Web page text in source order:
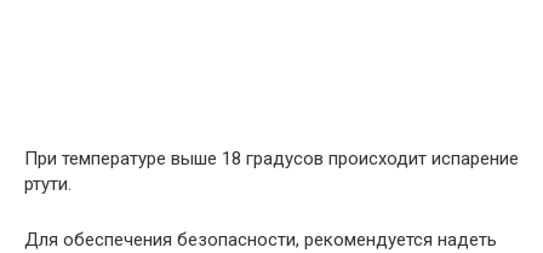
При температуре выше 18 градусов происходит испарение
ртути.
Для обеспечения безопасности, рекомендуется надеть